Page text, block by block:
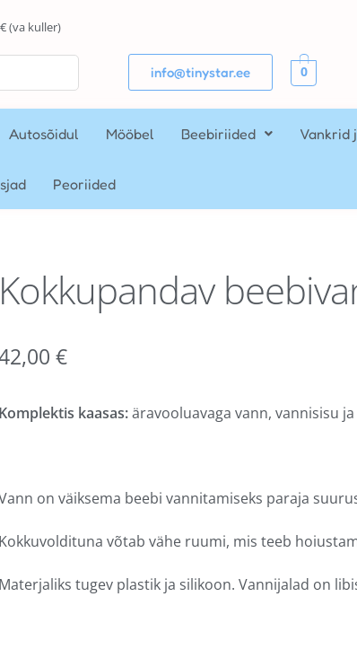
(va kuller)
info@tinystar.ee 0
Autosõidul Mööbel Beebiriided Vankrid
Peoriided
Kokkupandav
€
Komplektis kaasas:äravooluavaga vann, vannisisu
on väiksema beebi vannitamiseks paraja
Kokkuvoldituna võtab vähe ruumi, mis teeb
Materjaliks tugev plastik ja silikoon. Vannijalad on